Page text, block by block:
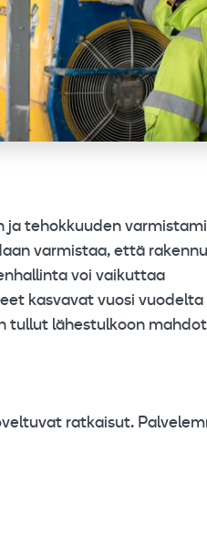
tehokkuuden
varmistaa, että
voi vaikuttaa
kasvavat vuosi
tullut lähestulkoon
ratkaisut.